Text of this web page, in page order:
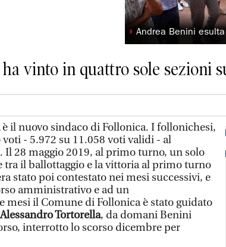
◗ Andrea Benini
vinto in quattro sole sezioni
è il nuovo sindaco di Follonica. I follonichesi,
- 5.972 su 11.058 voti validi - al
28 maggio 2019, al primo turno, un solo
tra il ballottaggio e la vittoria al primo turno
stato poi contestato nei mesi successivi, e
amministrativo e ad un
mesi il Comune di Follonica è stato guidato
Alessandro Tortorella, da domani Benini
interrotto lo scorso dicembre per